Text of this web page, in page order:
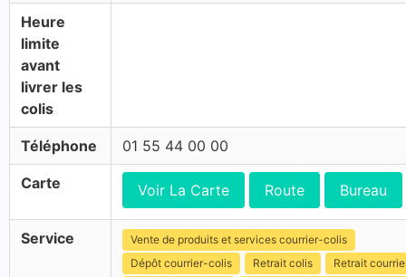
Heure
limite
avant
livrer les
colis
Téléphone 01 55 44 00 00
Carte Voir La Carte Route Bureau
Service
Vente de produits et services courrier-colis
Dépôt courrier-colis
Retrait colis
Retrait